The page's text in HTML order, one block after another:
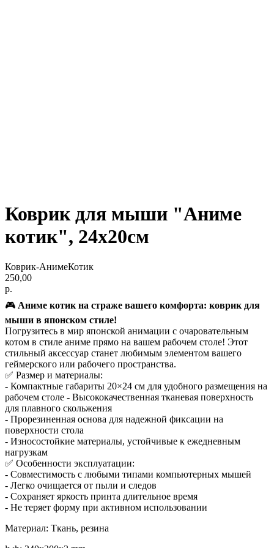
Коврик для мыши "Аниме
котик", 24х20см
Коврик-АнимеКотик
250,00
р.
🎮 Аниме котик на страже вашего комфорта: коврик для
мыши в японском стиле!
Погрузитесь в мир японской анимации с очаровательным
котом в стиле аниме прямо на вашем рабочем столе! Этот
стильный аксессуар станет любимым элементом вашего
геймерского или рабочего пространства.
✅ Размер и материалы:
- Компактные габариты 20×24 см для удобного размещения на
рабочем столе - Высококачественная тканевая поверхность
для плавного скольжения
- Прорезиненная основа для надежной фиксации на
поверхности стола
- Износостойкие материалы, устойчивые к ежедневным
нагрузкам
✅ Особенности эксплуатации:
- Совместимость с любыми типами компьютерных мышей
- Легко очищается от пыли и следов
- Сохраняет яркость принта длительное время
- Не теряет форму при активном использовании
Материал: Ткань, резина